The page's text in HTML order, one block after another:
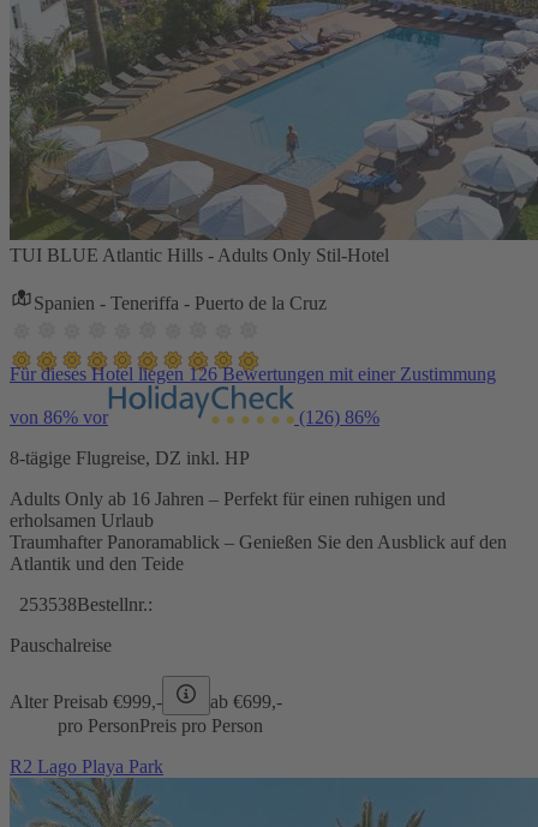
TUI BLUE Atlantic Hills - Adults Only Stil-Hotel
Spanien - Teneriffa - Puerto de la Cruz
Für dieses Hotel liegen 126 Bewertungen mit einer Zustimmung
von 86% vor (126) 86%
8-tägige Flugreise, DZ inkl. HP
Adults Only ab 16 Jahren – Perfekt für einen ruhigen und
erholsamen Urlaub
Traumhafter Panoramablick – Genießen Sie den Ausblick auf den
Atlantik und den Teide
253538Bestellnr.:
Pauschalreise
Alter Preisab €999,- ab €699,-
pro PersonPreis pro Person
R2 Lago Playa Park